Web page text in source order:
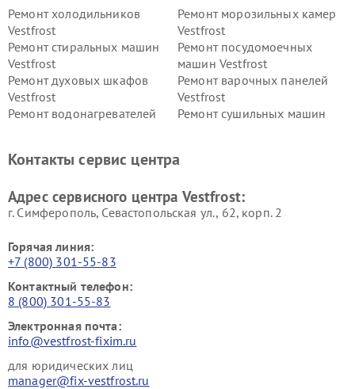
Ремонт холодильников
Vestfrost
Ремонт морозильных камер
Vestfrost
Ремонт стиральных машин
Vestfrost
Ремонт посудомоечных
машин Vestfrost
Ремонт духовых шкафов
Vestfrost
Ремонт варочных панелей
Vestfrost
Ремонт водонагревателей
Ремонт сушильных машин
Vestfrost
Контакты сервис центра
Адрес сервисного центра Vestfrost:
г. Симферополь, Севастопольская ул., 62, корп. 2
Горячая линия:
+7 (800) 301-55-83
Контактный телефон:
8 (800) 301-55-83
Электронная почта:
info@vestfrost-fixim.ru
для юридических лиц
manager@fix-vestfrost.ru